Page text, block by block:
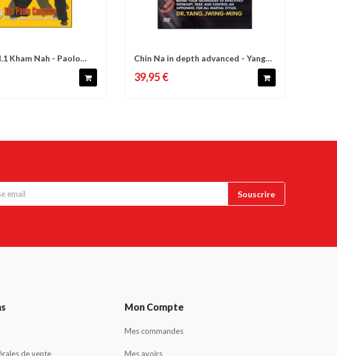
Liste d'envies
Kham Nah - Paolo
Comparer Liste d'envies
Chin Na in depth advanced - Yang
39,95 €
de vente
Mon Compte
Mes commandes
Mes avoirs